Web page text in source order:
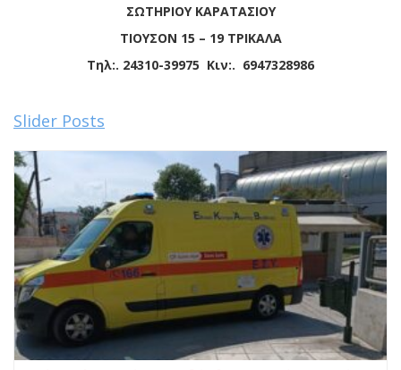
ΣΩΤΗΡΙΟΥ ΚΑΡΑΤΑΣΙΟΥ
ΤΙΟΥΣΟΝ 15 – 19 ΤΡΙΚΑΛΑ
Τηλ:. 24310-39975 Κιν:. 6947328986
Slider Posts